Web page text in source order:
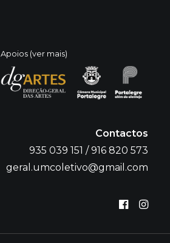
Apoios (ver mais)
Contactos
935 039 151 / 916 820 573
geral.umcoletivo@gmail.com